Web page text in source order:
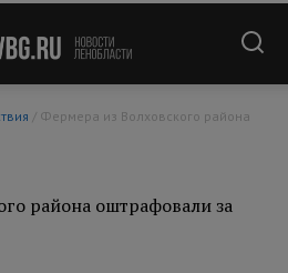
района оштрафовали за